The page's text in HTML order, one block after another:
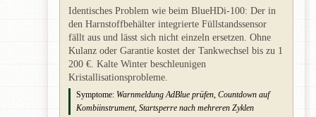
Identisches Problem wie beim BlueHDi-100: Der in
den Harnstoffbehälter integrierte Füllstandssensor
fällt aus und lässt sich nicht einzeln ersetzen. Ohne
Kulanz oder Garantie kostet der Tankwechsel bis zu 1
200 €. Kalte Winter beschleunigen
Kristallisationsprobleme.
Symptome: Warnmeldung AdBlue prüfen, Countdown auf
Kombiinstrument, Startsperre nach mehreren Zyklen